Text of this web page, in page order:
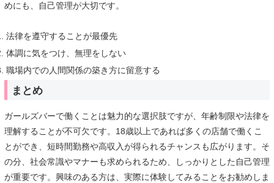
めにも、自己管理が大切です。
法律を遵守することが最優先
体調に気をつけ、無理をしない
職場内での人間関係の築き方に留意する
まとめ
ガールズバーで働くことは魅力的な選択肢ですが、年齢制限や法律を
理解することが不可欠です。18歳以上であれば多くの店舗で働くこ
とができ、短時間勤務や高収入が得られるチャンスも広がります。そ
の分、社会常識やマナーも求められるため、しっかりとした自己管理
が重要です。興味のある方は、実際に体験してみることをお勧めしま